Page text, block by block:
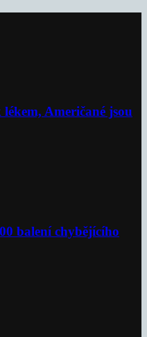
Američané jsou
balení chybějícího